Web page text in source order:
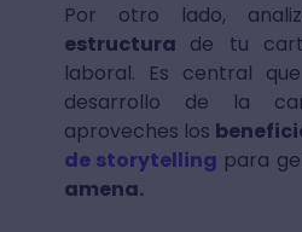
Por otro lado,
estructura de tu
laboral. Es central
desarrollo de la
aproveches los
de storytelling para
amena.